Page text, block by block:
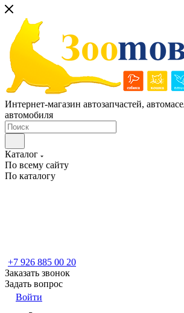
Интернет-магазин автозапчастей,
автомобиля
Каталог
По всему сайту
По каталогу
+7 926 885 00 20
Заказать звонок
Задать вопрос
Войти